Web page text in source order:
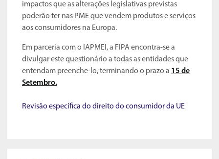
impactos que as alterações legislativas previstas
poderão ter nas PME que vendem produtos e serviços
aos consumidores na Europa.
Em parceria com o IAPMEI, a FIPA encontra-se a
divulgar este questionário a todas as entidades que
entendam preenche-lo, terminando o prazo a 15 de
Setembro.
Revisão específica do direito do consumidor da UE